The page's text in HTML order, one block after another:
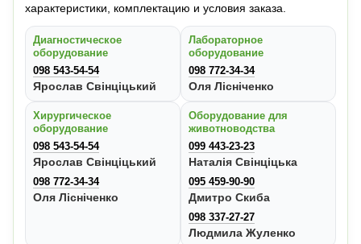
характеристики, комплектацию и условия заказа.
Диагностическое
оборудование
098 543-54-54
Ярослав Свінціцький
Лабораторное
оборудование
098 772-34-34
Оля Лісніченко
Хирургическое
оборудование
098 543-54-54
Ярослав Свінціцький
098 772-34-34
Оля Лісніченко
Оборудование для
животноводства
099 443-23-23
Наталія Свінціцька
095 459-90-90
Дмитро Скиба
098 337-27-27
Людмила Жуленко